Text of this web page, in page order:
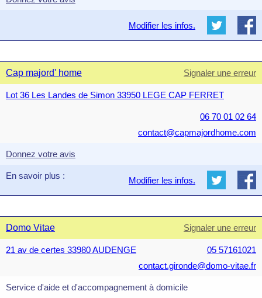
Modifier les infos.
Cap majord' home Signaler une erreur
Lot 36 Les Landes de Simon 33950 LEGE CAP FERRET
06 70 01 02 64
contact@capmajordhome.com
Donnez votre avis
En savoir plus : Modifier les infos.
Domo Vitae Signaler une erreur
21 av de certes 33980 AUDENGE
05 57161021
contact.gironde@domo-vitae.fr
Service d'aide et d'accompagnement à domicile